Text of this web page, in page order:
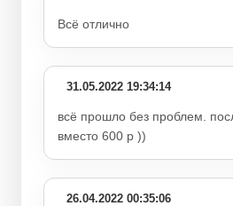
Всё отлично
31.05.2022 19:34:14
всё прошло без проблем.
вместо 600 р ))
26.04.2022 00:35:06